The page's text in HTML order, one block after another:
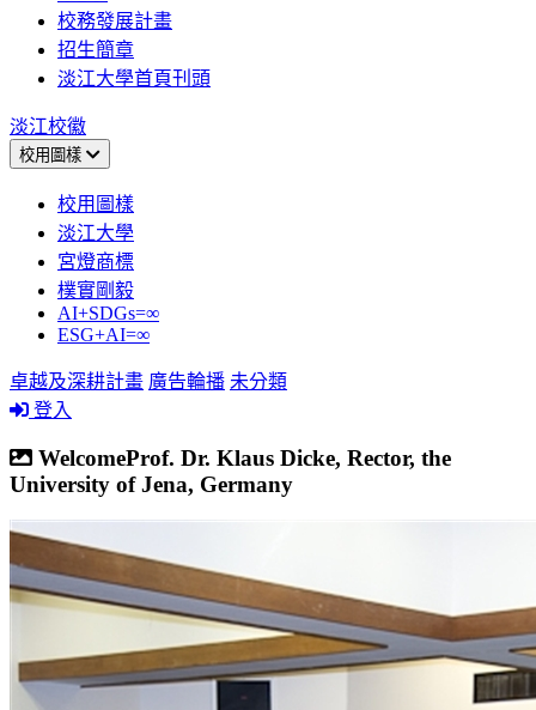
校務發展計畫
招生簡章
淡江大學首頁刊頭
淡江校徽
校用圖樣
校用圖樣
淡江大學
宮燈商標
樸實剛毅
AI+SDGs=∞
ESG+AI=∞
卓越及深耕計畫 廣告輪播 未分類
登入
WelcomeProf. Dr. Klaus Dicke, Rector, the
University of Jena, Germany